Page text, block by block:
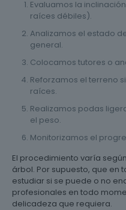
Evaluamos la
raíces débiles).
Analizamos el estado
general.
Colocamos tutores o
Reforzamos el terreno
raíces.
Realizamos podas
el peso.
Monitorizamos el
El procedimiento varía
árbol. Por supuesto, que en
estudiar si se puede o no
profesionales en todo
delicadeza que requiera.